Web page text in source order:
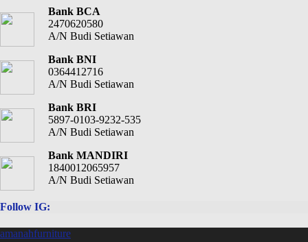
Bank BCA
2470620580
A/N Budi Setiawan
Bank BNI
0364412716
A/N Budi Setiawan
Bank BRI
5897-0103-9232-535
A/N Budi Setiawan
Bank MANDIRI
1840012065957
A/N Budi Setiawan
Follow IG:
amanahfurniture